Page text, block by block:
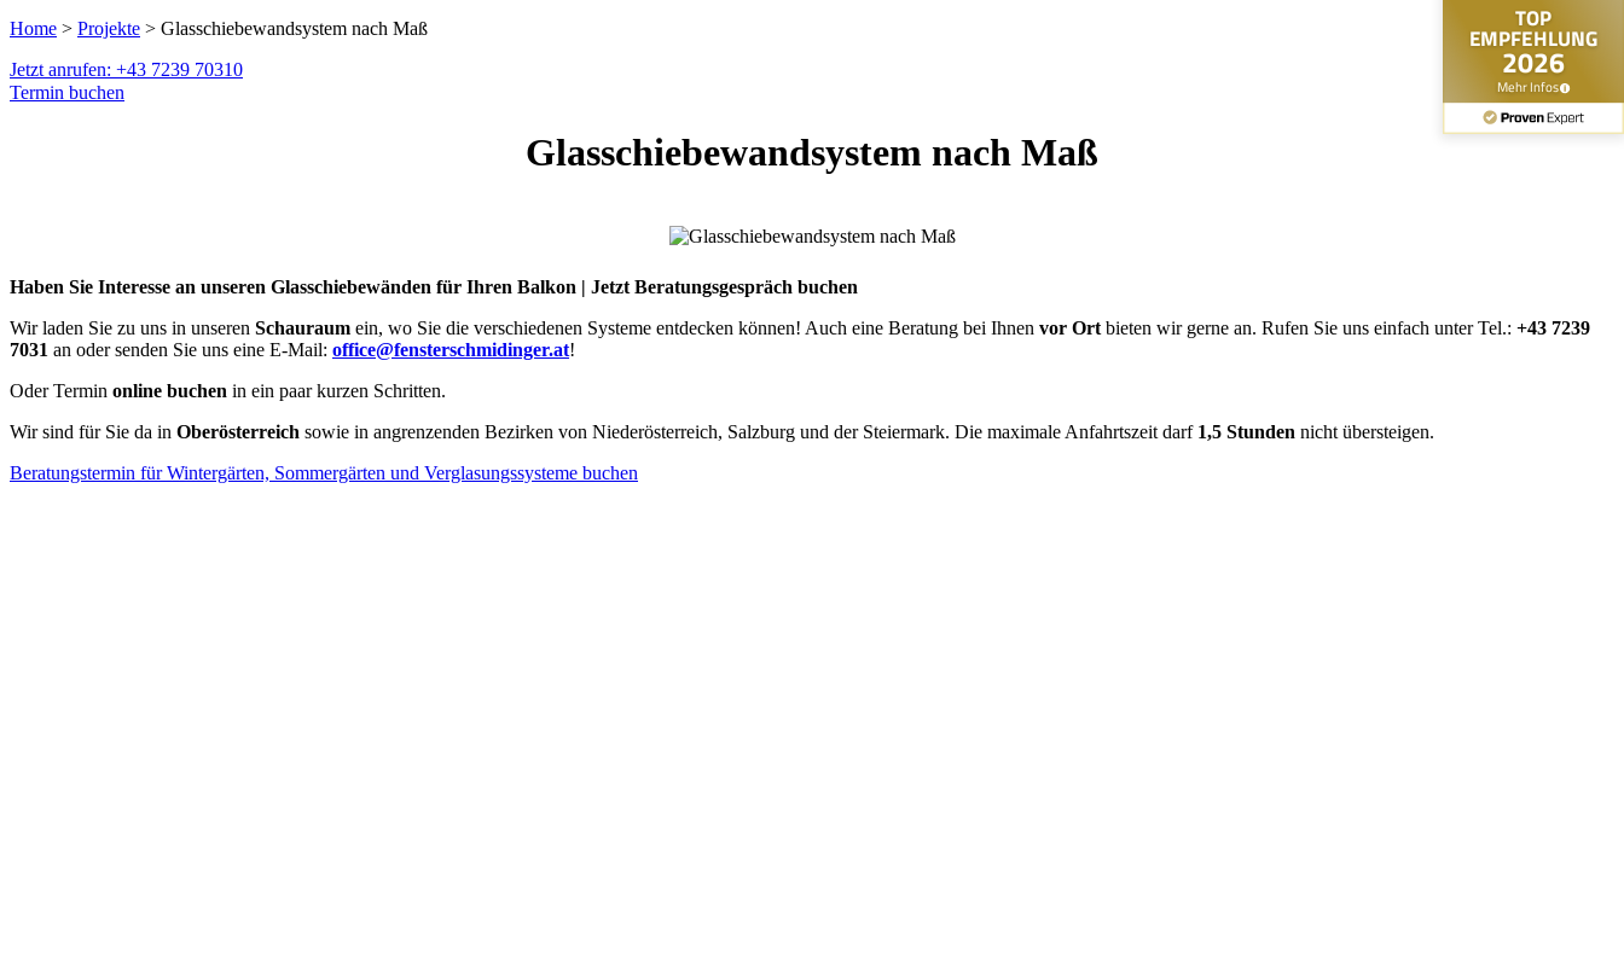
Home > Projekte > Glasschiebewandsystem nach Maß
Jetzt anrufen: +43 7239 70310
Termin buchen
Glasschiebewandsystem nach Maß
Haben Sie Interesse an unseren Glasschiebewänden für Ihren Balkon | Jetzt Beratungsgespräch buchen
Wir laden Sie zu uns in unseren Schauraum ein, wo Sie die verschiedenen Systeme entdecken können! Auch eine Beratung bei Ihnen vor Ort bieten wir gerne an. Rufen Sie uns einfach unter Tel.: +43 7239
7031 an oder senden Sie uns eine E-Mail: office@fensterschmidinger.at!
Oder Termin online buchen in ein paar kurzen Schritten.
Wir sind für Sie da in Oberösterreich sowie in angrenzenden Bezirken von Niederösterreich, Salzburg und der Steiermark. Die maximale Anfahrtszeit darf 1,5 Stunden nicht übersteigen.
Beratungstermin für Wintergärten, Sommergärten und Verglasungssysteme buchen